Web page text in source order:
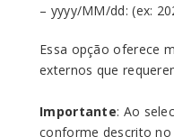
– yyyy/MM/dd: (ex:
Essa opção oferece
externos que
Importante: Ao
conforme descrito